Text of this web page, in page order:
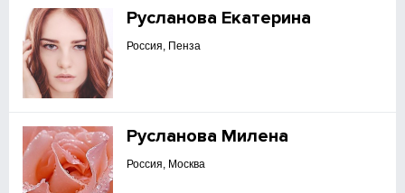
Русланова Екатерина
Россия, Пенза
Русланова Милена
Россия, Москва